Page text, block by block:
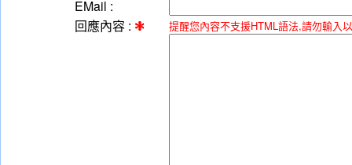
EMail :
提醒您內容不支援HTML語法,請勿輸入
回應內容 :